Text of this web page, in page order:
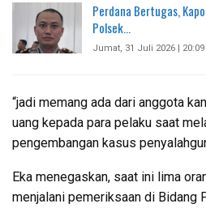
Perdana Bertugas,
Polsek…
Jumat, 31 Juli 2026 | 20:09
“jadi memang ada dari anggota
uang kepada para pelaku saat
pengembangan kasus
Eka menegaskan, saat ini lima
menjalani pemeriksaan di Bidang